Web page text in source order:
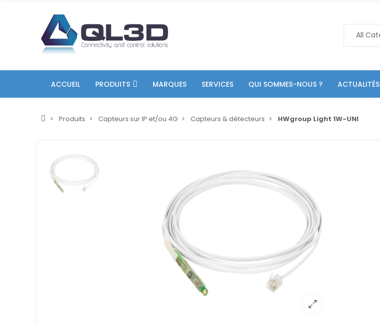
ACCUEIL PRODUITS MARQUES SERVICES QUI SOMMES-NOUS ? ACTUALITÉS
Produits Capteurs sur IP et/ou 4G Capteurs & détecteurs HWgroup Light 1W-UNI